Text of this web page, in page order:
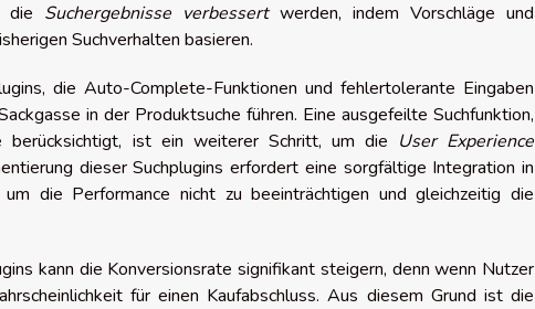
die Suchergebnisse verbessertwerden, indem Vorschläge und
Suchverhalten basieren.
die Auto-Complete-Funktionen und fehlertolerante Eingaben
in der Produktsuche führen. Eine ausgefeilte Suchfunktion,
ist ein weiterer Schritt, um die User Experience
dieser Suchplugins erfordert eine sorgfältige Integration in
die Performance nicht zu beeinträchtigen und gleichzeitig die
kann die Konversionsrate signifikant steigern, denn wenn Nutzer
für einen Kaufabschluss. Aus diesem Grund ist die